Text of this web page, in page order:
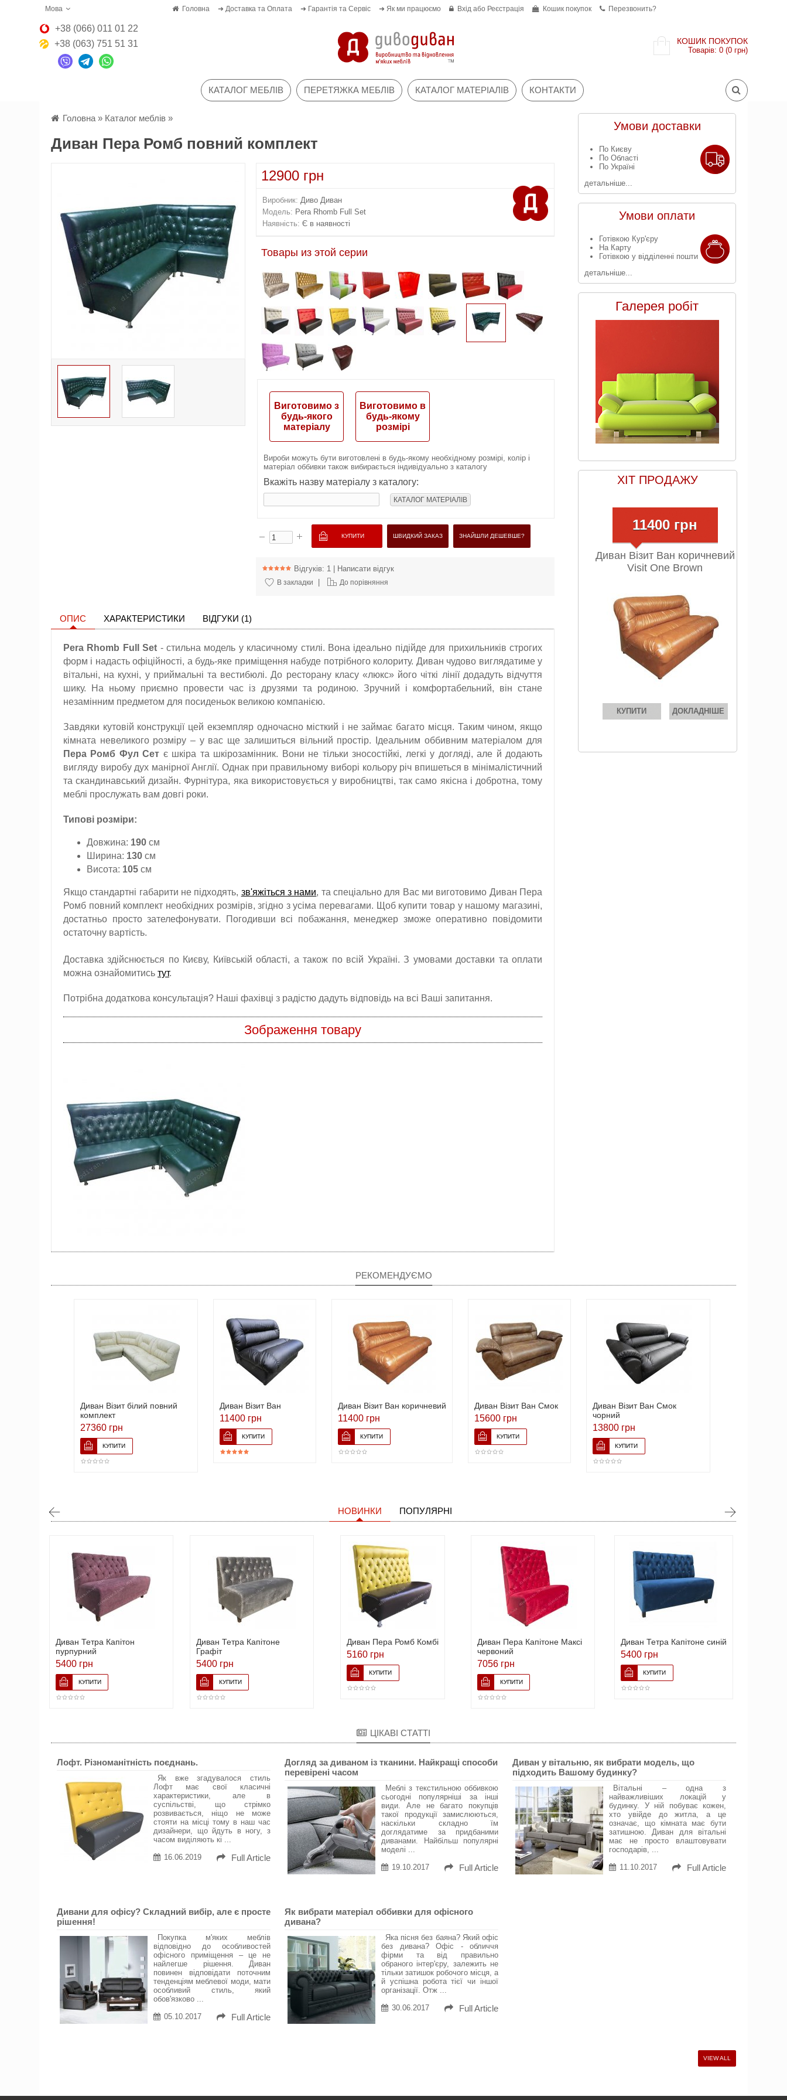
Мова Головна ➜ Доставка та Оплата ➜ Гарантія та Сервіс ➜ Як ми працюємо Вхідабо Реєстрація Кошик покупок Перезвонить?
+38 (066) 011 01 22
+38 (063) 751 51 31
КОШИК ПОКУПОК
Товарів: 0 (0 грн)
КАТАЛОГ МЕБЛІВ ПЕРЕТЯЖКА МЕБЛІВ КАТАЛОГ МАТЕРІАЛІВ КОНТАКТИ
Умови доставки
По Києву
По Області
По Україні
детальніше...
Умови оплати
Готівкою Кур'єру
На Карту
Готівкою у відділенні пошти
детальніше...
Галерея робіт
ХІТ ПРОДАЖУ
11400 грн
Диван Візит Ван коричневий
Visit One Brown
КУПИТИ ДОКЛАДНІШЕ
Головна » Каталог меблів »
Диван Пера Ромб повний комплект
12900 грн
Виробник: Диво Диван
Модель: Pera Rhomb Full Set
Наявність: Є в наявності
Товары из этой серии
Виготовимо з
будь-якого
матеріалу
Виготовимо в
будь-якому
розмірі
Вироби можуть бути виготовлені в будь-якому необхідному розмірі, колір і
матеріал оббивки також вибирається індивідуально з каталогу
Вкажіть назву матеріалу з каталогу:
КАТАЛОГ МАТЕРІАЛІВ
ШВИДКИЙ ЗАКАЗ ЗНАЙШЛИ ДЕШЕВШЕ?
Відгуків: 1 Написати відгук
В закладки До порівняння
ОПИС ХАРАКТЕРИСТИКИ ВІДГУКИ (1)
Pera Rhomb Full Set - стильна модель у класичному стилі. Вона ідеально підійде для прихильників строгих
форм і надасть офіційності, а будь-яке приміщення набуде потрібного колориту. Диван чудово виглядатиме у
вітальні, на кухні, у приймальні та вестибюлі. До ресторану класу «люкс» його чіткі лінії додадуть відчуття
шику. На ньому приємно провести час із друзями та родиною. Зручний і комфортабельний, він стане
незамінним предметом для посиденьок великою компанією.
Завдяки кутовій конструкції цей екземпляр одночасно місткий і не займає багато місця. Таким чином, якщо
кімната невеликого розміру – у вас ще залишиться вільний простір. Ідеальним оббивним матеріалом для
Пера Ромб Фул Сет є шкіра та шкірозамінник. Вони не тільки зносостійкі, легкі у догляді, але й додають
вигляду виробу дух манірної Англії. Однак при правильному виборі кольору річ впишеться в мінімалістичний
та скандинавський дизайн. Фурнітура, яка використовується у виробництві, так само якісна і добротна, тому
меблі прослужать вам довгі роки.
Типові розміри:
Довжина: 190 см
Ширина: 130 см
Висота: 105 см
Якщо стандартні габарити не підходять, зв'яжіться з нами, та спеціально для Вас ми виготовимо Диван Пера
Ромб повний комплект необхідних розмірів, згідно з усіма перевагами. Щоб купити товар у нашому магазині,
достатньо просто зателефонувати. Погодивши всі побажання, менеджер зможе оперативно повідомити
остаточну вартість.
Доставка здійснюється по Києву, Київській області, а також по всій Україні. З умовами доставки та оплати
можна ознайомитись тут.
Потрібна додаткова консультація? Наші фахівці з радістю дадуть відповідь на всі Ваші запитання.
Зображення товару
РЕКОМЕНДУЄМО
Диван Візит білий повний
комплект
27360 грн
Диван Візит Ван
11400 грн
Диван Візит Ван коричневий
11400 грн
Диван Візит Ван Смок
15600 грн
Диван Візит Ван Смок
чорний
13800 грн
НОВИНКИ ПОПУЛЯРНІ
Диван Тетра Капітон
пурпурний
5400 грн
Диван Тетра Капітоне
Графіт
5400 грн
Диван Пера Ромб Комбі
5160 грн
Диван Пера Капітоне Максі
червоний
7056 грн
Диван Тетра Капітоне синій
5400 грн
ЦІКАВІ СТАТТІ
Лофт. Різноманітність поєднань.
Як вже згадувалося стиль
Лофт має свої класичні
характеристики, але в
суспільстві, що стрімко
розвивається, ніщо не може
стояти на місці тому в наш час
дизайнери, що йдуть в ногу, з
часом виділяють кі ...
16.06.2019
Full Article
Догляд за диваном із тканини. Найкращі способи
перевірені часом
Меблі з текстильною оббивкою
сьогодні популярніші за інші
види. Але не багато покупців
такої продукції замислюються,
наскільки складно їм
доглядатиме за придбаними
диванами. Найбільш популярні
моделі ...
19.10.2017
Full Article
Диван у вітальню, як вибрати модель, що
підходить Вашому будинку?
Вітальні – одна з
найважливіших локацій у
будинку. У ній побуває кожен,
хто увійде до житла, а це
означає, що кімната має бути
затишною. Диван для вітальні
має не просто влаштовувати
господарів, ...
11.10.2017
Full Article
Дивани для офісу? Складний вибір, але є просте
рішення!
Покупка м'яких меблів
відповідно до особливостей
офісного приміщення – це не
найлегше рішення. Диван
повинен відповідати поточним
тенденціям меблевої моди, мати
особливий стиль, який
обов'язково ...
05.10.2017
Full Article
Як вибрати матеріал оббивки для офісного
дивана?
Яка пісня без баяна? Який офіс
без дивана? Офіс - обличчя
фірми та від правильно
обраного інтер'єру, залежить не
тільки затишок робочого місця, а
й успішна робота тієї чи іншої
організації. Отж ...
30.06.2017
Full Article
VIEW ALL